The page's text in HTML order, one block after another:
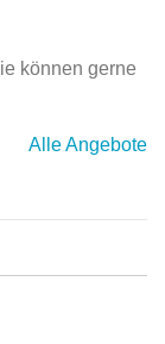
können gerne
Alle Angebote